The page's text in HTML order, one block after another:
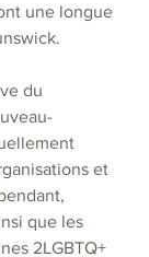
une longue
du
et
que les
2LGBTQ+